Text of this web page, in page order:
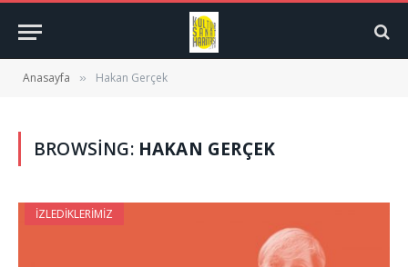
Anasayfa » Hakan Gerçek
BROWSING: HAKAN GERÇEK
İZLEDIKLERIMIZ